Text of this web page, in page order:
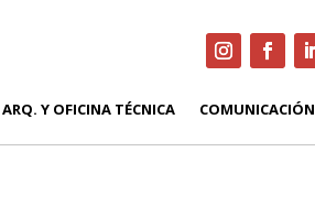
ARQ. Y OFICINA TÉCNICA COMUNICACIÓN